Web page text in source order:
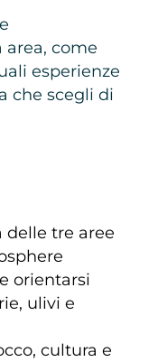
come
esperienze
che scegli di
delle tre aree
orientarsi
ulivi e
cultura e